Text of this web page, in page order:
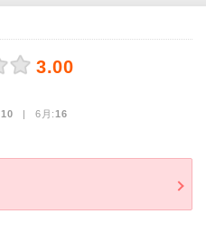
3.00
10 | 6月:16